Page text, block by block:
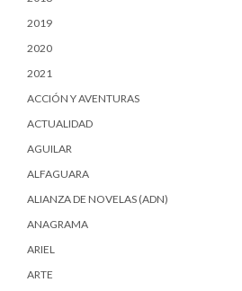
2019
2020
2021
ACCIÓN Y AVENTURAS
ACTUALIDAD
AGUILAR
ALFAGUARA
ALIANZA DE NOVELAS (ADN)
ANAGRAMA
ARIEL
ARTE